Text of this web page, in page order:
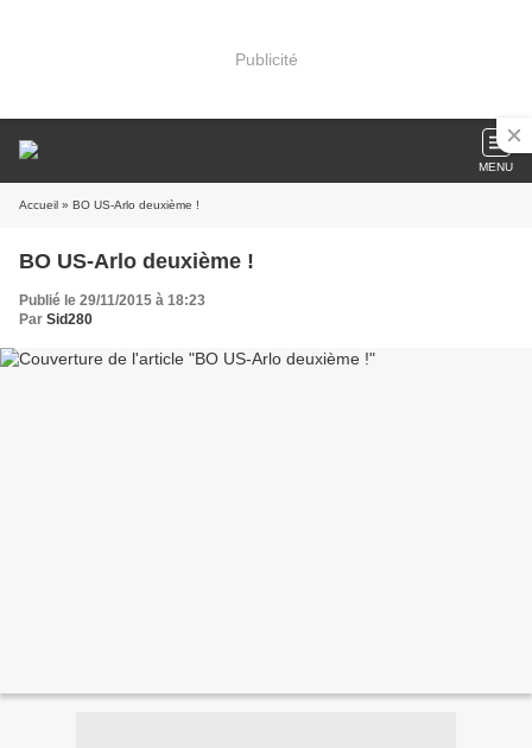
Publicité
MENU
Accueil » BO US-Arlo deuxième !
BO US-Arlo deuxième !
Publié le 29/11/2015 à 18:23
Par Sid280